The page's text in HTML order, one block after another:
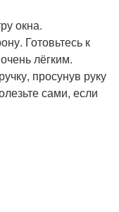
окна.
Готовьтесь к
лёгким.
просунув руку
сами, если